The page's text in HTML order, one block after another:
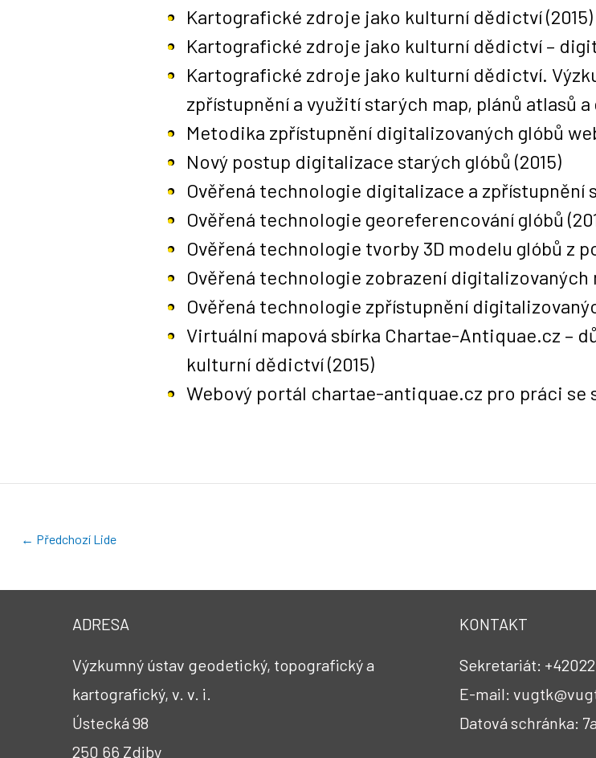
Kartografické zdroje jako kulturní dědictví(2015)
Kartografické zdroje jako kulturní dědictví –
Kartografické zdroje jako kulturní dědictví.
zpřístupnění a využití starých map, plánů atlasů a
Metodika zpřístupnění digitalizovaných glóbů
Nový postup digitalizace starých glóbů (2015)
Ověřená technologie digitalizace a zpřístupnění
Ověřená technologie georeferencování glóbů
Ověřená technologie tvorby 3D modelu glóbů z
Ověřená technologie zobrazení digitalizovaných
Ověřená technologie zpřístupnění
Virtuální mapová sbírka Chartae-Antiquae.cz –
kulturní dědictví(2015)
Webový portál chartae-antiquae.cz pro práci
← Předchozí Lide
ADRESA
Výzkumný ústav geodetický, topografický a
kartografický, v. v. i.
Ústecká 98
250 66 Zdiby
KONTAKT
Sekretariát:
E-mail:
Datová schránka: